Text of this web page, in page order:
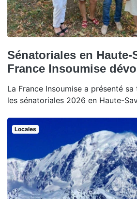
Sénatoriales en Haute-
France Insoumise
La France Insoumise a présenté
les sénatoriales 2026 en Haute-
Locales